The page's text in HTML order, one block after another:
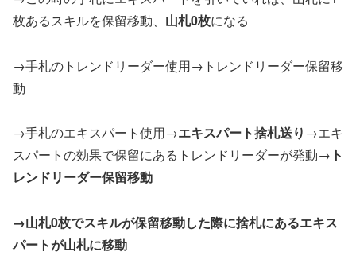
枚あるスキルを保留移動、 山札0枚になる
→手札のトレンドリーダー使用→トレンドリーダー保留移
動
→手札のエキスパート使用→エキスパート捨札送り →エキ
スパートの効果で保留にあるトレンドリーダーが発動→ ト
レンドリーダー保留移動
→山札0枚でスキルが保留移動した際に捨札にあるエキス
パートが山札に移動